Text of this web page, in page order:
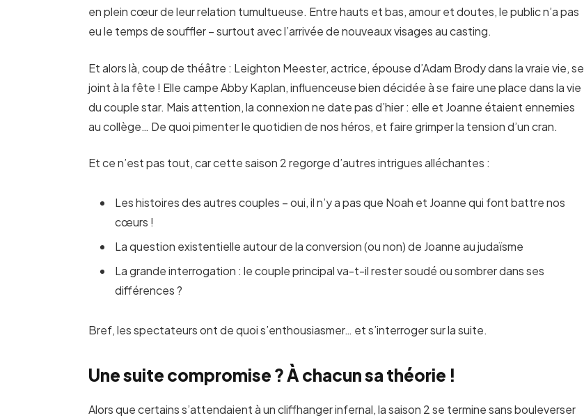
en plein cœur de leur relation tumultueuse. Entre hauts et bas, amour et doutes, le public n’a pas
eu le temps de souffler – surtout avec l’arrivée de nouveaux visages au casting.
Et alors là, coup de théâtre : Leighton Meester, actrice, épouse d’Adam Brody dans la vraie vie, se
joint à la fête ! Elle campe Abby Kaplan, influenceuse bien décidée à se faire une place dans la vie
du couple star. Mais attention, la connexion ne date pas d’hier : elle et Joanne étaient ennemies
au collège… De quoi pimenter le quotidien de nos héros, et faire grimper la tension d’un cran.
Et ce n’est pas tout, car cette saison 2 regorge d’autres intrigues alléchantes :
Les histoires des autres couples – oui, il n’y a pas que Noah et Joanne qui font battre nos
cœurs !
La question existentielle autour de la conversion (ou non) de Joanne au judaïsme
La grande interrogation : le couple principal va-t-il rester soudé ou sombrer dans ses
différences ?
Bref, les spectateurs ont de quoi s’enthousiasmer… et s’interroger sur la suite.
Une suite compromise ? À chacun sa théorie !
Alors que certains s’attendaient à un cliffhanger infernal, la saison 2 se termine sans bouleverser